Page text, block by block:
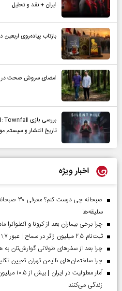
ایران + نقد و تحلیل
بازتاب پیاده‌روی اربعین
امضای سروش صحت در
تاریخ انتشار و سیستم
اخبار ویژه
صبحانه
سلیقه‌ها
چرا برخی بیماران بعد از کرونا و آنفلوآنزا
ثبت‌نام ۲.۵ میلیون زائر در سماح | عبور ۱.۷ میلیون نفر از مرز‌های اربعین
چرا بعد از سفرهای طولانی گوارش‌تان به
چرا ساختمان‌های ناایمن تهران تعیین
آمار
زندگی می‌کنند